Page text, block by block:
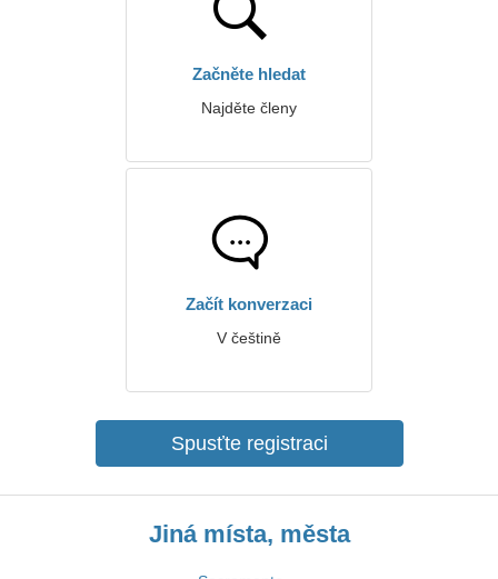
Začněte hledat
Najděte členy
Začít konverzaci
V češtině
Spusťte registraci
Jiná místa, města